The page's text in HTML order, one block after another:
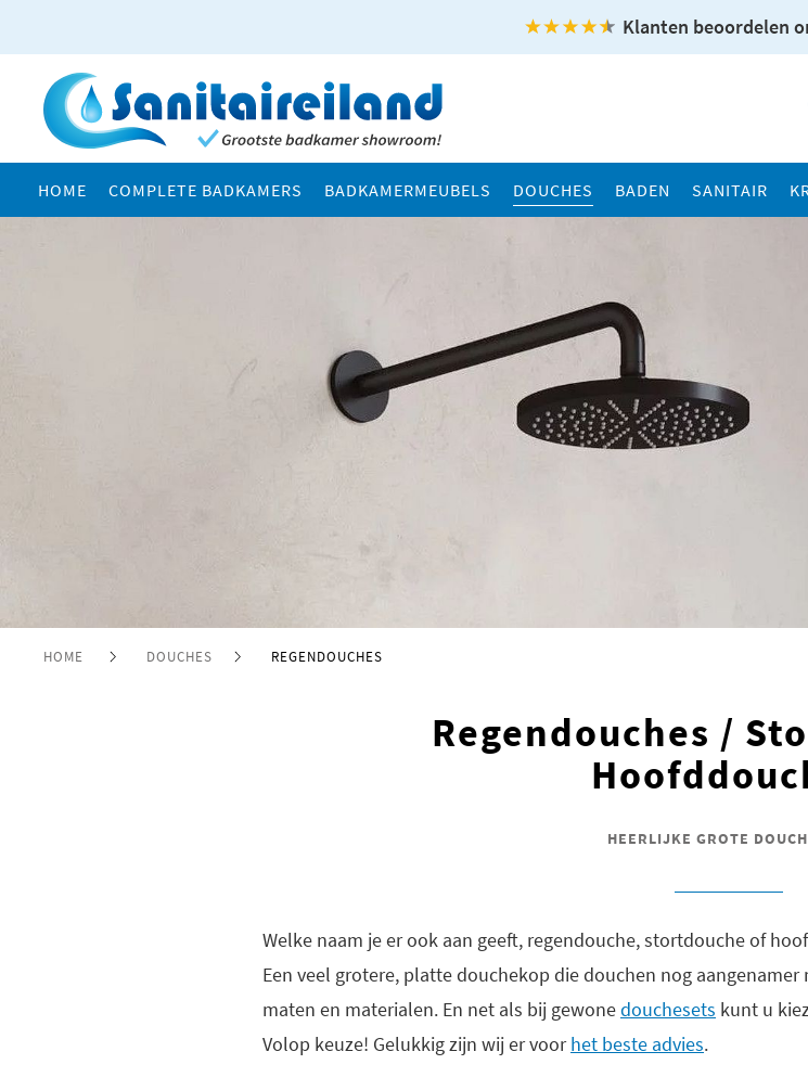
Klanten beoordelen
HOME COMPLETE BADKAMERS BADKAMERMEUBELS DOUCHES BADEN SANITAIR
HOME DOUCHES REGENDOUCHES
Regendouches /
HEERLIJKE GROTE
Welke naam je er ook aan geeft, regendouche, stortdouche of
Een veel grotere, platte douchekop die douchen nog
maten en materialen. En net als bij gewonedouchesets kunt u
Volop keuze! Gelukkig zijn wij er voorhet beste advies.